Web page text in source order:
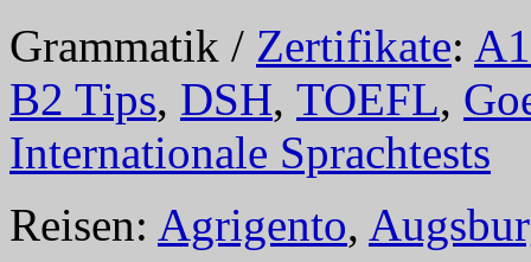
Grammatik / Zertifikate: A1
B2 Tips, DSH, TOEFL,
Internationale Sprachtests
Reisen: Agrigento,